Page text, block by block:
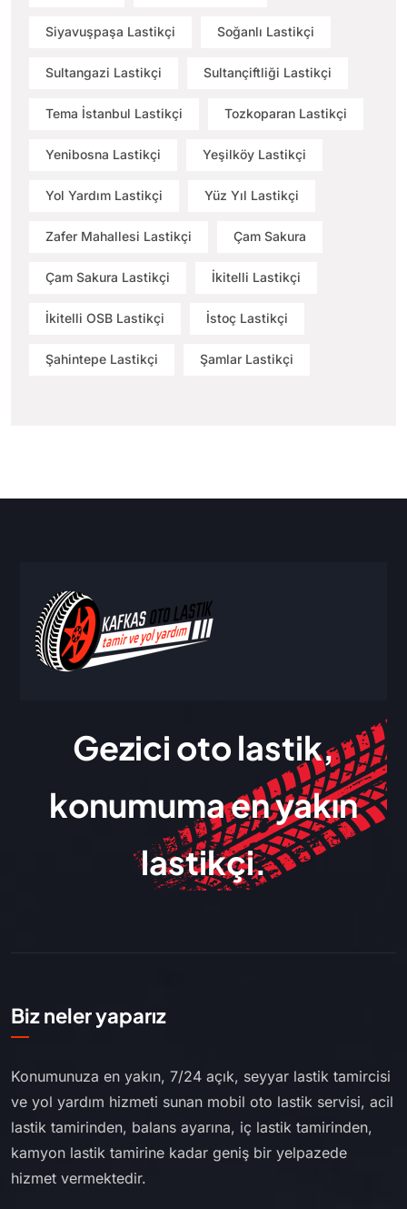
Siyavuşpaşa Lastikçi Soğanlı Lastikçi
Sultangazi Lastikçi Sultançiftliği Lastikçi
Tema İstanbul Lastikçi Tozkoparan Lastikçi
Yenibosna Lastikçi Yeşilköy Lastikçi
Yol Yardım Lastikçi Yüz Yıl Lastikçi
Zafer Mahallesi Lastikçi Çam Sakura
Çam Sakura Lastikçi İkitelli Lastikçi
İkitelli OSB Lastikçi İstoç Lastikçi
Şahintepe Lastikçi Şamlar Lastikçi
Gezici oto lastik,
konumuma en yakın
lastikçi.
Biz neler yaparız
Konumunuza en yakın, 7/24 açık, seyyar lastik tamircisi
ve yol yardım hizmeti sunan mobil oto lastik servisi, acil
lastik tamirinden, balans ayarına, iç lastik tamirinden,
kamyon lastik tamirine kadar geniş bir yelpazede
hizmet vermektedir.